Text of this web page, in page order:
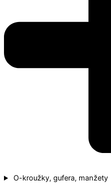
O-kroužky, gufera, manžety